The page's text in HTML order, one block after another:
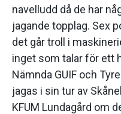
navelludd då de har
jagande topplag. Sex
det går troll i
inget som talar för ett
Nämnda GUIF och
jagas i sin tur av
KFUM Lundagård om